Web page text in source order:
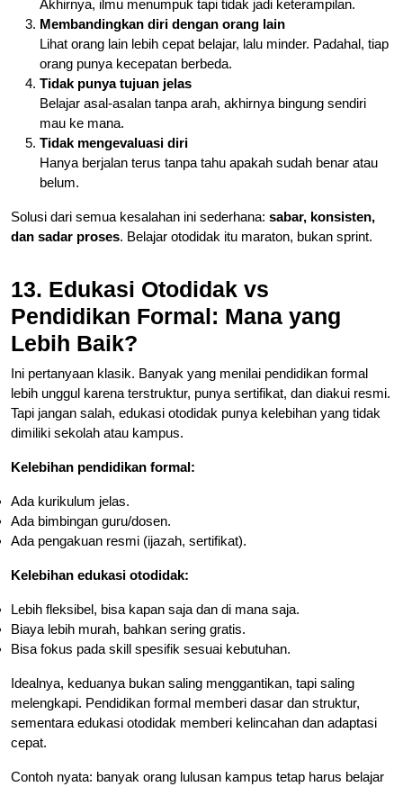
Akhirnya, ilmu menumpuk tapi tidak jadi keterampilan.
Membandingkan diri dengan orang lain
Lihat orang lain lebih cepat belajar, lalu minder. Padahal, tiap
orang punya kecepatan berbeda.
Tidak punya tujuan jelas
Belajar asal-asalan tanpa arah, akhirnya bingung sendiri
mau ke mana.
Tidak mengevaluasi diri
Hanya berjalan terus tanpa tahu apakah sudah benar atau
belum.
Solusi dari semua kesalahan ini sederhana: sabar, konsisten,
dan sadar proses. Belajar otodidak itu maraton, bukan sprint.
13. Edukasi Otodidak vs
Pendidikan Formal: Mana yang
Lebih Baik?
Ini pertanyaan klasik. Banyak yang menilai pendidikan formal
lebih unggul karena terstruktur, punya sertifikat, dan diakui resmi.
Tapi jangan salah, edukasi otodidak punya kelebihan yang tidak
dimiliki sekolah atau kampus.
Kelebihan pendidikan formal:
Ada kurikulum jelas.
Ada bimbingan guru/dosen.
Ada pengakuan resmi (ijazah, sertifikat).
Kelebihan edukasi otodidak:
Lebih fleksibel, bisa kapan saja dan di mana saja.
Biaya lebih murah, bahkan sering gratis.
Bisa fokus pada skill spesifik sesuai kebutuhan.
Idealnya, keduanya bukan saling menggantikan, tapi saling
melengkapi. Pendidikan formal memberi dasar dan struktur,
sementara edukasi otodidak memberi kelincahan dan adaptasi
cepat.
Contoh nyata: banyak orang lulusan kampus tetap harus belajar